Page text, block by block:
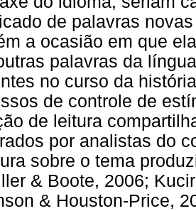
de palavras
a ocasião em que
palavras da
no curso da
de controle de
de leitura
por analistas do
sobre o tema
& Boote, 2006;
& Houston-Price,